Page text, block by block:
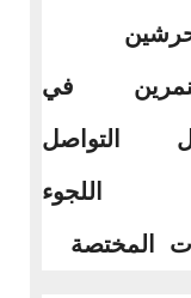
في
التواصل
اللجوء
المختصة